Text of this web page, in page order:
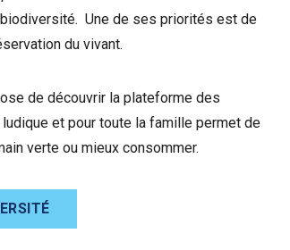
Une de ses priorités est de
du vivant.
de découvrir la plateforme des
et pour toute la famille permet de
verte ou mieux consommer.